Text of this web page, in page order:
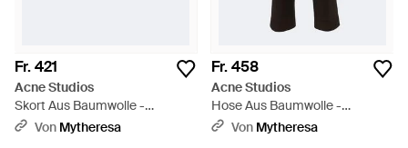
Fr. 421
Acne Studios
Skort Aus Baumwolle -
Schwarz
Von Mytheresa
Fr. 458
Acne Studios
Hose Aus Baumwolle -
Schwarz
Von Mytheresa